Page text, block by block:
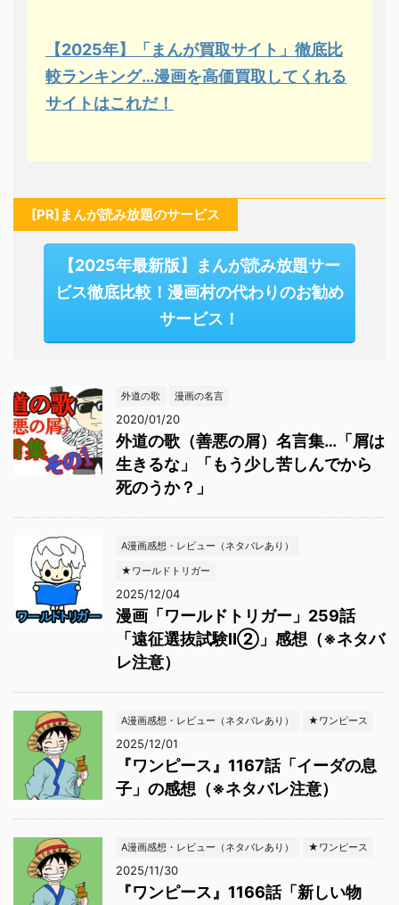
【2025年】「まんが買取サイト」徹底比
較ランキング…漫画を高価買取してくれる
サイトはこれだ！
[PR]まんが読み放題のサービス
【2025年最新版】まんが読み放題サー
ビス徹底比較！漫画村の代わりのお勧め
サービス！
外道の歌 漫画の名言
2020/01/20
外道の歌（善悪の屑）名言集…「屑は
生きるな」「もう少し苦しんでから
死のうか？」
A漫画感想・レビュー（ネタバレあり）
★ワールドトリガー
2025/12/04
漫画「ワールドトリガー」259話
「遠征選抜試験Ⅱ②」感想（※ネタバ
レ注意）
A漫画感想・レビュー（ネタバレあり） ★ワンピース
2025/12/01
『ワンピース』1167話「イーダの息
子」の感想（※ネタバレ注意）
A漫画感想・レビュー（ネタバレあり） ★ワンピース
2025/11/30
『ワンピース』1166話「新しい物